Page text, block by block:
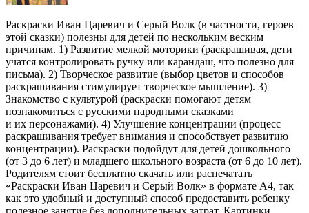
Раскраски Иван Царевич и Серый Волк (в частности, героев
этой сказки) полезны для детей по нескольким веским
причинам. 1) Развитие мелкой моторики (раскрашивая, дети
учатся контролировать ручку или карандаш, что полезно для
письма). 2) Творческое развитие (выбор цветов и способов
раскрашивания стимулирует творческое мышление). 3)
Знакомство с культурой (раскраски помогают детям
познакомиться с русскими народными сказками
и их персонажами). 4) Улучшение концентрации (процесс
раскрашивания требует внимания и способствует развитию
концентрации). Раскраски подойдут для детей дошкольного
(от 3 до 6 лет) и младшего школьного возраста (от 6 до 10 лет).
Родителям стоит бесплатно скачать или распечатать
«Раскраски Иван Царевич и Серый Волк» в формате A4, так
как это удобный и доступный способ предоставить ребенку
полезное занятие без дополнительных затрат. Картинки